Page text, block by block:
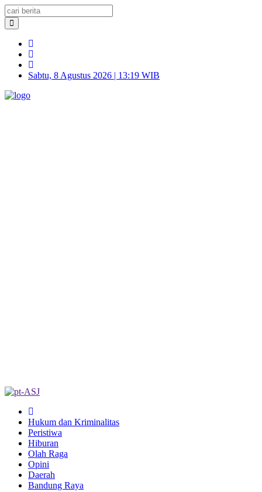
Sabtu, 8 Agustus 2026 | 13:19 WIB
Hukum dan Kriminalitas
Peristiwa
Hiburan
Olah Raga
Opini
Daerah
Bandung Raya